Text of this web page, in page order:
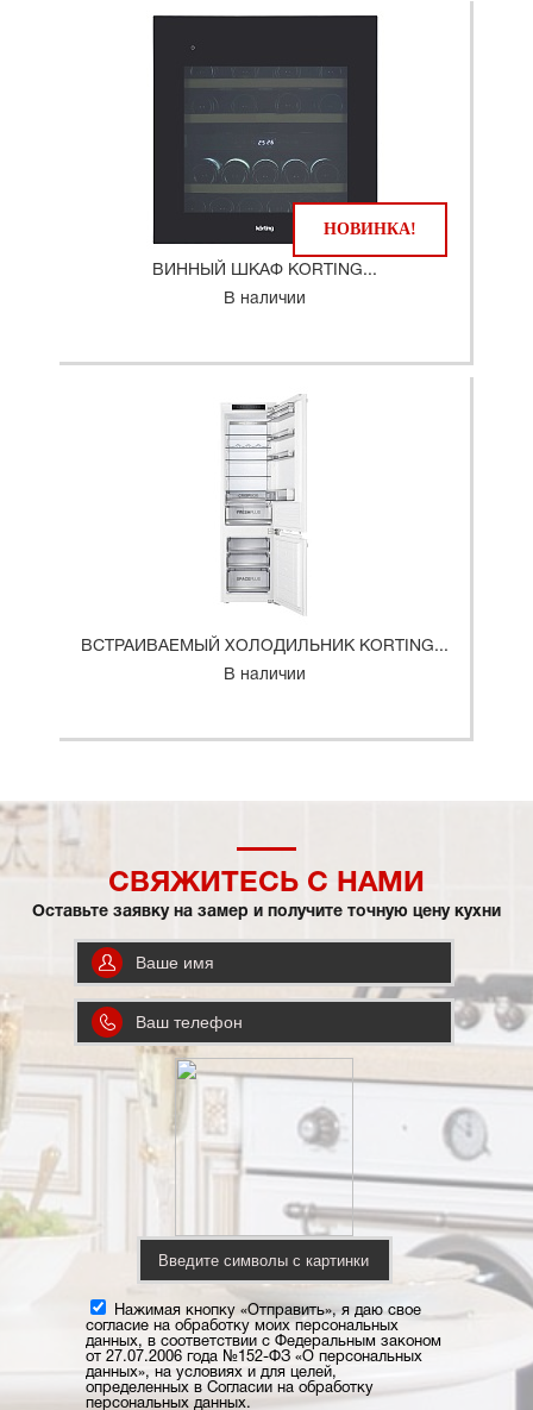
НОВИНКА!
ВИННЫЙ ШКАФ KORTING...
В наличии
ВСТРАИВАЕМЫЙ ХОЛОДИЛЬНИК KORTING...
В наличии
СВЯЖИТЕСЬ С НАМИ
Оставьте заявку на замер и получите точную цену кухни
Нажимая кнопку «Отправить», я даю свое
согласие на обработку моих персональных
данных, в соответствии с Федеральным законом
от 27.07.2006 года №152-ФЗ «О персональных
данных», на условиях и для целей,
определенных в Согласии на обработку
персональных данных.